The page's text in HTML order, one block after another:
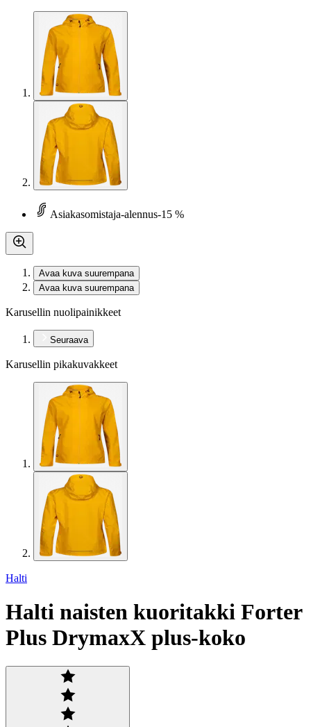
Asiakasomistaja-alennus-15 %
Avaa kuva suurempana
Avaa kuva suurempana
Karusellin nuolipainikkeet
Seuraava
Karusellin pikakuvakkeet
Halti
Halti naisten kuoritakki Forter
Plus DrymaxX plus-koko